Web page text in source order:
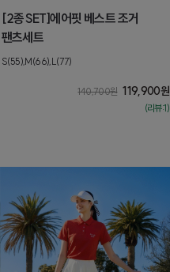
[2종SET]에어핏 베스트 조거
팬츠세트
S(55),M(66),L(77)
140,700원 119,900원
(리뷰:1)